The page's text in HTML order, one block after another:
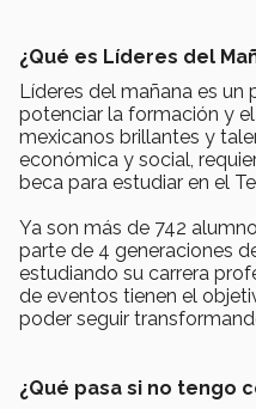
¿Qué es Líderes del
Líderes del mañana es un
potenciar la formación y
mexicanos brillantes y
económica y social,
beca para estudiar en el
Ya son más de 742
parte de 4 generaciones
estudiando su carrera
de eventos tienen el
poder seguir
¿Qué pasa si no tengo